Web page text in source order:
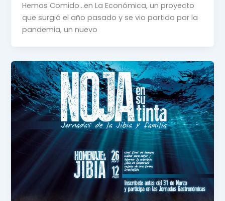
Hemos Comido…en La Económica, un proyecto
que surgió el año pasado y se vio partido por la
pandemia, un nuevo